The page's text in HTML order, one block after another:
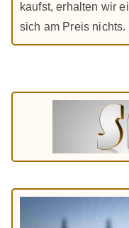
kaufst, erhalten wir
sich am Preis nichts.